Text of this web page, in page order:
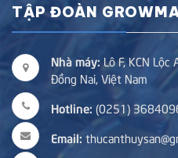
TẬP ĐOÀN
Nhà máy: Lô F, KCN Lộc
Đồng Nai, Việt Nam
Hotline: (0251)
Email: